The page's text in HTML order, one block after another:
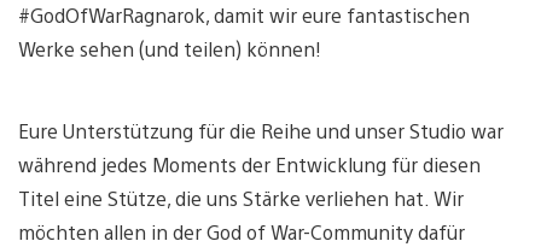
#GodOfWarRagnarok, damit wir eure fantastischen
Werke sehen (und teilen) können!
Eure Unterstützung für die Reihe und unser Studio war
während jedes Moments der Entwicklung für diesen
Titel eine Stütze, die uns Stärke verliehen hat. Wir
möchten allen in der God of War-Community dafür